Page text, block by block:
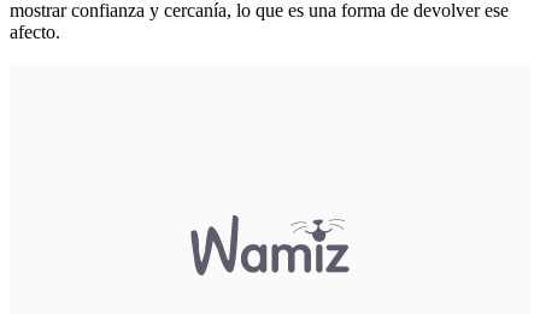
mostrar confianza y cercanía, lo que es una forma de devolver ese
afecto.